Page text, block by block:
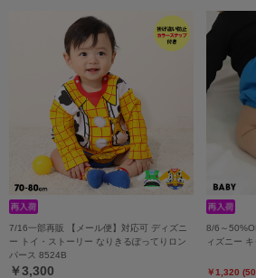
7/16一部再販 【メール便】対応可 ディズニ
ー トイ・ストーリー なりきるぽってりロン
パース 8524B
￥3,300
8/6～
ィズニー
￥1,320